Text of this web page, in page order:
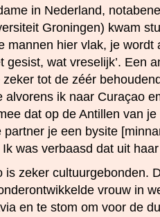
in Nederland,
Groningen) kwam
mannen hier vlak, je wordt
gesist, wat vreselijk’. Een
tot de zéér
ik naar Curaçao
dat op de Antillen van
je een bysite
Ik was verbaasd dat uit
is zeker cultuurgebonden.
vrouw in
en te stom om voor de